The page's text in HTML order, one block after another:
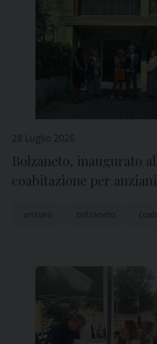
28 Luglio 2026
Bolzaneto, inaugurato
coabitazione per anziani
anziani bolzaneto